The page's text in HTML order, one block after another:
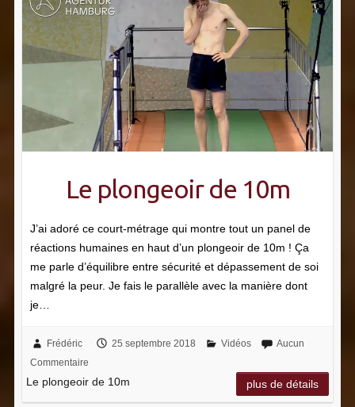
Le plongeoir de 10m
J’ai adoré ce court-métrage qui montre tout un panel de
réactions humaines en haut d’un plongeoir de 10m ! Ça
me parle d’équilibre entre sécurité et dépassement de soi
malgré la peur. Je fais le parallèle avec la manière dont
je…
Frédéric 25 septembre 2018 Vidéos
Aucun
Commentaire
Le plongeoir de 10m plus de détails